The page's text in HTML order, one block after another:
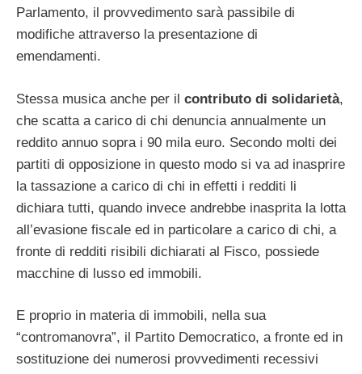
Parlamento, il provvedimento sarà passibile di
modifiche attraverso la presentazione di
emendamenti.
Stessa musica anche per il contributo di solidarietà,
che scatta a carico di chi denuncia annualmente un
reddito annuo sopra i 90 mila euro. Secondo molti dei
partiti di opposizione in questo modo si va ad inasprire
la tassazione a carico di chi in effetti i redditi li
dichiara tutti, quando invece andrebbe inasprita la lotta
all’evasione fiscale ed in particolare a carico di chi, a
fronte di redditi risibili dichiarati al Fisco, possiede
macchine di lusso ed immobili.
E proprio in materia di immobili, nella sua
“contromanovra”, il Partito Democratico, a fronte ed in
sostituzione dei numerosi provvedimenti recessivi